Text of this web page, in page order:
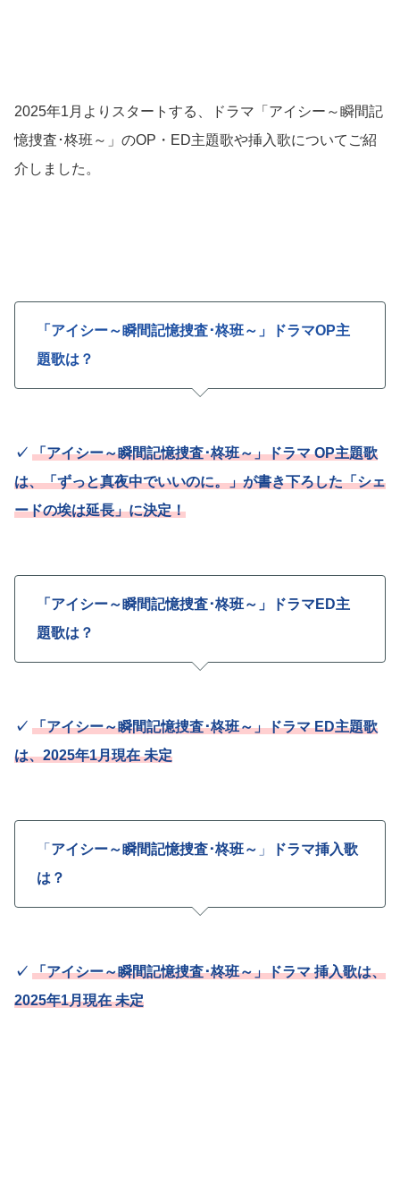
2025年1月よりスタートする、ドラマ「アイシー～瞬間記
憶捜査･柊班～」のOP・ED主題歌や挿入歌についてご紹
介しました。
「アイシー～瞬間記憶捜査･柊班～」ドラマOP主
題歌は？
✓ 「アイシー～瞬間記憶捜査･柊班～」ドラマ OP主題歌
は、「ずっと真夜中でいいのに。」が書き下ろした「シェ
ードの埃は延長」に決定！
「アイシー～瞬間記憶捜査･柊班～」ドラマED主
題歌は？
✓ 「アイシー～瞬間記憶捜査･柊班～」ドラマ ED主題歌
は、2025年1月現在 未定
「 アイシー～瞬間記憶捜査･柊班～ 」
ドラマ挿入歌
は？
✓ 「アイシー～瞬間記憶捜査･柊班～」ドラマ 挿入歌は、
2025年1月現在 未定